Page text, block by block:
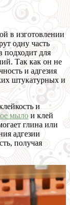
в изготовлении
одну часть
подходит для
Так как он не
и адгезия
штукатурных и
и
мылои клей
глина или
адгезии
получая